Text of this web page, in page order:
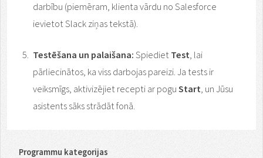
darbību (piemēram, klienta vārdu no Salesforce
ievietot Slack ziņas tekstā).
Testēšana un palaišana: Spiediet Test, lai
pārliecinātos, ka viss darbojas pareizi. Ja tests ir
veiksmīgs, aktivizējiet recepti ar poguStart, un Jūsu
asistents sāks strādāt fonā.
Programmu kategorijas